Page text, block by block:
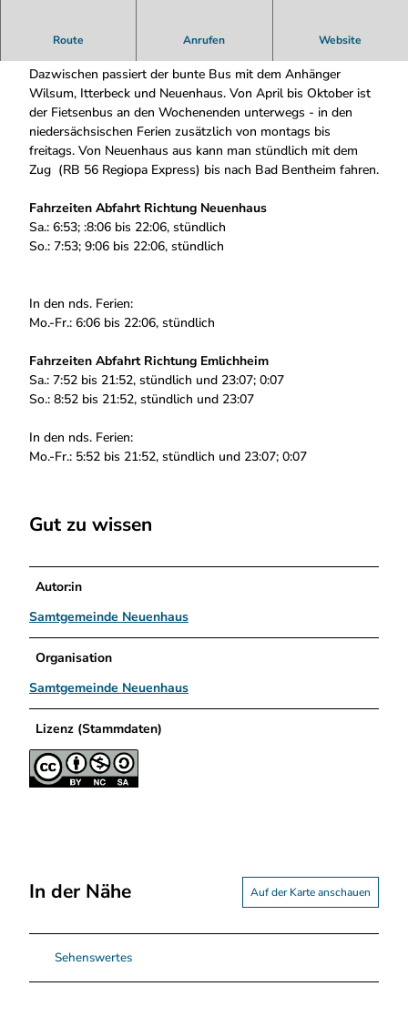
Route Anrufen Website
Die Linie 10 durchquert im Stundentakt die Grafschaft
Dazwischen passiert der bunte Bus mit dem Anhänger
Wilsum, Itterbeck und Neuenhaus. Von April bis Oktober ist
der Fietsenbus an den Wochenenden unterwegs - in den
niedersächsischen Ferien zusätzlich von montags bis
freitags. Von Neuenhaus aus kann man stündlich mit dem
Zug (RB 56 Regiopa Express) bis nach Bad Bentheim fahren.
Fahrzeiten Abfahrt Richtung Neuenhaus
Sa.: 6:53; :8:06 bis 22:06, stündlich
So.: 7:53; 9:06 bis 22:06, stündlich
In den nds. Ferien:
Mo.-Fr.: 6:06 bis 22:06, stündlich
Fahrzeiten Abfahrt Richtung Emlichheim
Sa.: 7:52 bis 21:52, stündlich und 23:07; 0:07
So.: 8:52 bis 21:52, stündlich und 23:07
In den nds. Ferien:
Mo.-Fr.: 5:52 bis 21:52, stündlich und 23:07; 0:07
Gut zu wissen
Autor:in
Samtgemeinde Neuenhaus
Organisation
Samtgemeinde Neuenhaus
Lizenz (Stammdaten)
In der Nähe Auf der Karte anschauen
Sehenswertes